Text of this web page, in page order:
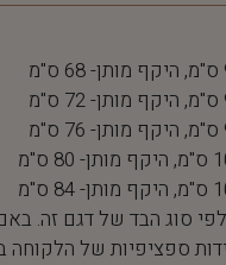
לפי סוג הבד של דגם זה.
ספציפיות של